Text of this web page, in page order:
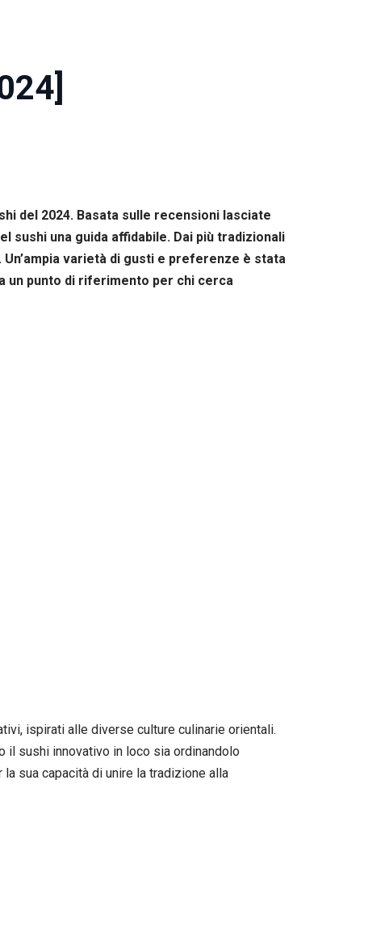
del 2024. Basata sulle recensioni lasciate
una guida affidabile. Dai più tradizionali
varietà di gusti e preferenze è stata
un punto di riferimento per chi cerca
ispirati alle diverse culture culinarie orientali.
il sushi innovativo in loco sia ordinandolo
la sua capacità di unire la tradizione alla